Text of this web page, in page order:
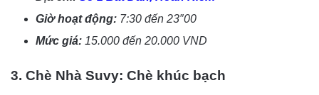
Giờ hoạt động: 7:30 đến 23″00
Mức giá: 15.000 đến 20.000 VND
3. Chè Nhà Suvy: Chè khúc bạch